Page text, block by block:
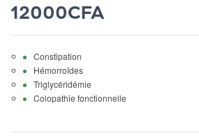
12000CFA
Constipation
Hémorroïdes
Triglycéridémie
Colopathie fonctionnelle